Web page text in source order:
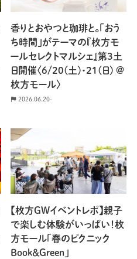
香りとおやつと珈琲と。「おう
ち時間」がテーマの『枚方モ
ールセレクトマルシェ』第3土
日開催〈6/20(土)・21(日) @
枚方モール〉
2026.06.20-
【枚方GWイベントレポ】親子
で楽しむ体験がいっぱい！枚
方モール「春のピクニック
Book＆Green」